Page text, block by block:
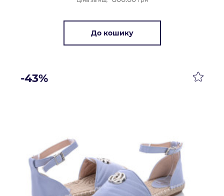
До кошику
-43%